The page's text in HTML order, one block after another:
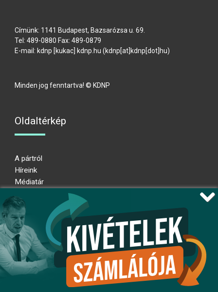
Címünk: 1141 Budapest, Bazsarózsa u. 69.
Tel: 489-0880 Fax: 489-0879
E-mail: kdnp [kukac] kdnp hu (kdnp[at]kdnp[dot]hu)
Minden jog fenntartva! © KDNP
Oldaltérkép
A pártról
Híreink
Médiatár
Adatkezelési nyilatkozat
Átláthatósági nyilatkozat
Ugrás az oldal tetejére
Kövessen minket!